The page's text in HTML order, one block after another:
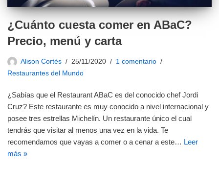
¿Cuánto cuesta comer en ABaC?
Precio, menú y carta
Alison Cortés 25/11/2020
1 comentario
Restaurantes del Mundo
¿Sabías que el Restaurant ABaC es del conocido chef Jordi
Cruz? Este restaurante es muy conocido a nivel internacional y
posee tres estrellas Michelín. Un restaurante único el cual
tendrás que visitar al menos una vez en la vida. Te
recomendamos que vayas a comer o a cenar a este… Leer
más »